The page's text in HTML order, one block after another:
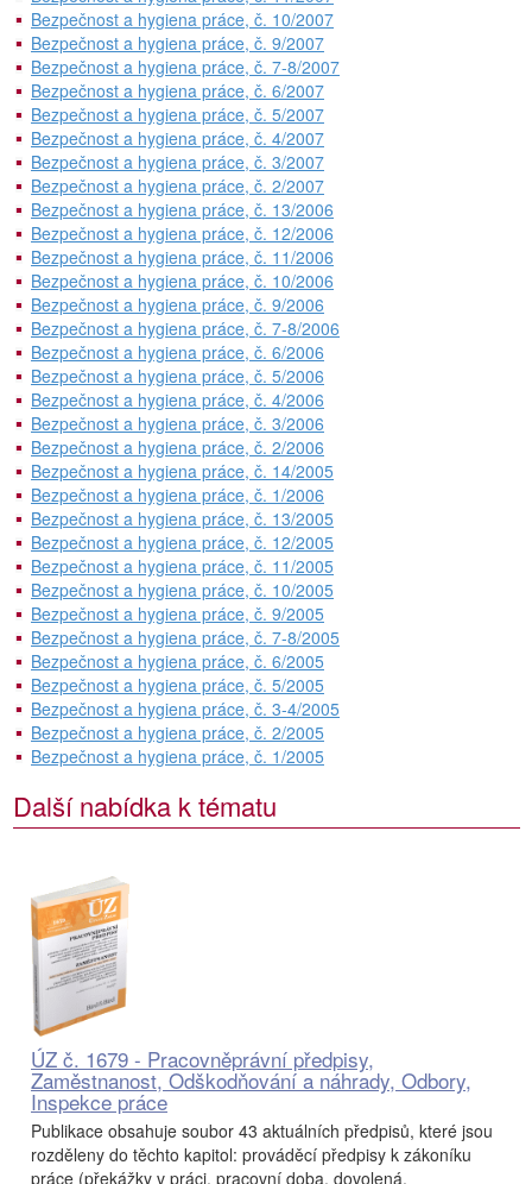
Bezpečnost a hygiena práce, č. 10/2007
Bezpečnost a hygiena práce, č. 9/2007
Bezpečnost a hygiena práce, č. 7-8/2007
Bezpečnost a hygiena práce, č. 6/2007
Bezpečnost a hygiena práce, č. 5/2007
Bezpečnost a hygiena práce, č. 4/2007
Bezpečnost a hygiena práce, č. 3/2007
Bezpečnost a hygiena práce, č. 2/2007
Bezpečnost a hygiena práce, č. 13/2006
Bezpečnost a hygiena práce, č. 12/2006
Bezpečnost a hygiena práce, č. 11/2006
Bezpečnost a hygiena práce, č. 10/2006
Bezpečnost a hygiena práce, č. 9/2006
Bezpečnost a hygiena práce, č. 7-8/2006
Bezpečnost a hygiena práce, č. 6/2006
Bezpečnost a hygiena práce, č. 5/2006
Bezpečnost a hygiena práce, č. 4/2006
Bezpečnost a hygiena práce, č. 3/2006
Bezpečnost a hygiena práce, č. 2/2006
Bezpečnost a hygiena práce, č. 14/2005
Bezpečnost a hygiena práce, č. 1/2006
Bezpečnost a hygiena práce, č. 13/2005
Bezpečnost a hygiena práce, č. 12/2005
Bezpečnost a hygiena práce, č. 11/2005
Bezpečnost a hygiena práce, č. 10/2005
Bezpečnost a hygiena práce, č. 9/2005
Bezpečnost a hygiena práce, č. 7-8/2005
Bezpečnost a hygiena práce, č. 6/2005
Bezpečnost a hygiena práce, č. 5/2005
Bezpečnost a hygiena práce, č. 3-4/2005
Bezpečnost a hygiena práce, č. 2/2005
Bezpečnost a hygiena práce, č. 1/2005
Další nabídka k tématu
ÚZ č. 1679 - Pracovněprávní předpisy,
Zaměstnanost, Odškodňování a náhrady, Odbory,
Inspekce práce
Publikace obsahuje soubor 43 aktuálních předpisů, které jsou
rozděleny do těchto kapitol: prováděcí předpisy k zákoníku
práce (překážky v práci, pracovní doba, dovolená,